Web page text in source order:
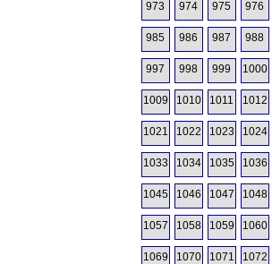
973 974 975 976
985 986 987 988
997 998 999 1000
1009 1010 1011 1012
1021 1022 1023 1024
1033 1034 1035 1036
1045 1046 1047 1048
1057 1058 1059 1060
1069 1070 1071 1072